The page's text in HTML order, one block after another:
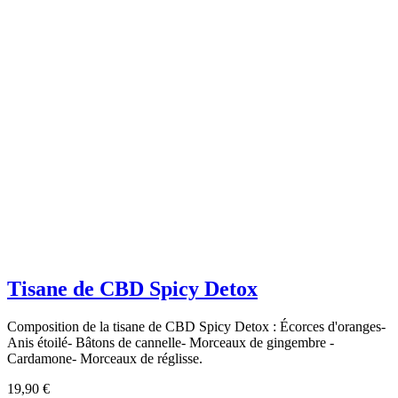
Tisane de CBD Spicy Detox
Composition de la tisane de CBD Spicy Detox : Écorces d'oranges-
Anis étoilé- Bâtons de cannelle- Morceaux de gingembre -
Cardamone- Morceaux de réglisse.
19,90 €